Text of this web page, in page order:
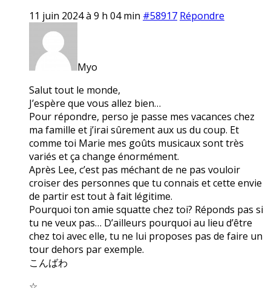
11 juin 2024 à 9 h 04 min #58917 Répondre
Myo
Salut tout le monde,
J’espère que vous allez bien…
Pour répondre, perso je passe mes vacances chez
ma famille et j’irai sûrement aux us du coup. Et
comme toi Marie mes goûts musicaux sont très
variés et ça change énormément.
Après Lee, c’est pas méchant de ne pas vouloir
croiser des personnes que tu connais et cette envie
de partir est tout à fait légitime.
Pourquoi ton amie squatte chez toi? Réponds pas si
tu ne veux pas… D’ailleurs pourquoi au lieu d’être
chez toi avec elle, tu ne lui proposes pas de faire un
tour dehors par exemple.
こんばわ